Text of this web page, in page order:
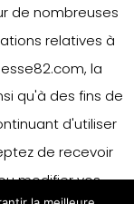
de nombreuses
relatives à
la
qu'à des fins de
d'utiliser
de recevoir
modifier vos